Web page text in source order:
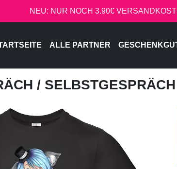
NEU: NUR NOCH 3.90€
ALLE PARTNER
/